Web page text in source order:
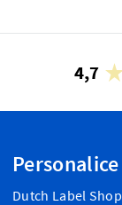
4,7
Dutch Label